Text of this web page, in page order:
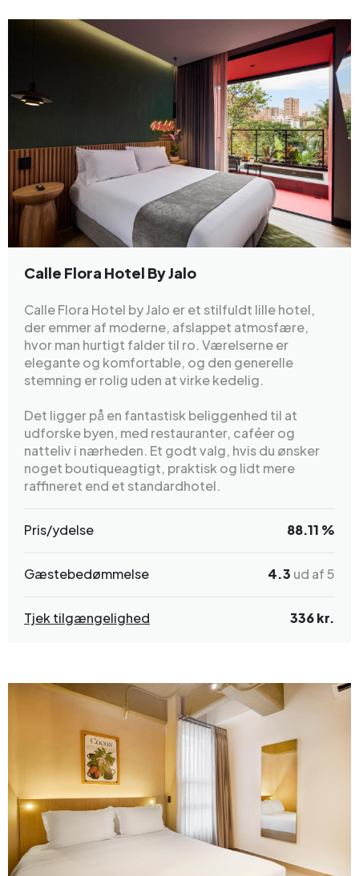
Calle Flora Hotel By Jalo
Calle Flora Hotel by Jalo er et stilfuldt lille hotel,
der emmer af moderne, afslappet atmosfære,
hvor man hurtigt falder til ro. Værelserne er
elegante og komfortable, og den generelle
stemning er rolig uden at virke kedelig.
Det ligger på en fantastisk beliggenhed til at
udforske byen, med restauranter, caféer og
natteliv i nærheden. Et godt valg, hvis du ønsker
noget boutiqueagtigt, praktisk og lidt mere
raffineret end et standardhotel.
Pris/ydelse 88.11 %
Gæstebedømmelse 4.3 ud af 5
Tjek tilgængelighed 336 kr.